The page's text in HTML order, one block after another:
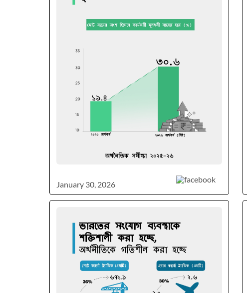
January 30, 2026